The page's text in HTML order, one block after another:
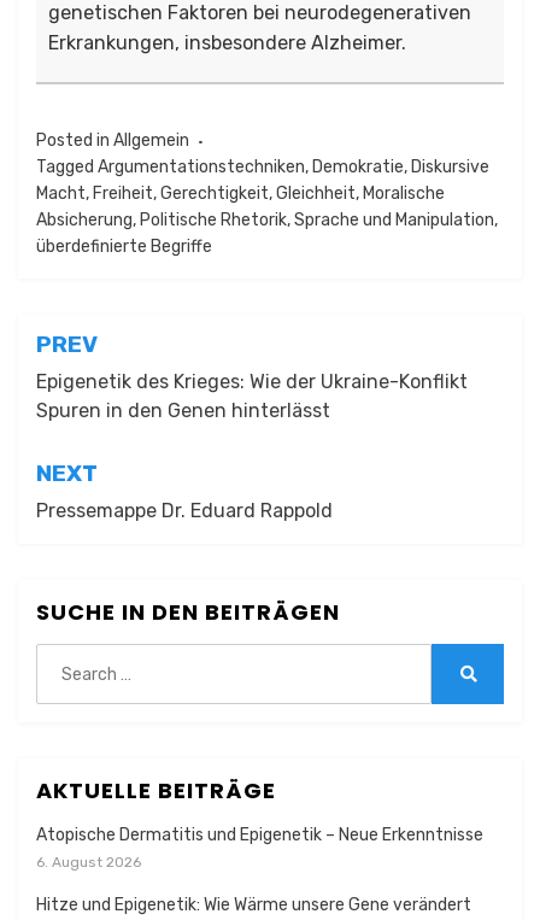
genetischen Faktoren bei neurodegenerativen
Erkrankungen, insbesondere Alzheimer.
Posted in Allgemein
Tagged Argumentationstechniken, Demokratie, Diskursive
Macht, Freiheit,Gerechtigkeit,Gleichheit, Moralische
Absicherung, Politische Rhetorik,Sprache und Manipulation,
überdefinierte Begriffe
Beitragsnavigation
PREV
Epigenetik des Krieges: Wie der Ukraine-Konflikt
Spuren in den Genen hinterlässt
NEXT
Pressemappe Dr. Eduard Rappold
SUCHE IN DEN BEITRÄGEN
for:
AKTUELLE BEITRÄGE
Atopische Dermatitis und Epigenetik – Neue Erkenntnisse
6. August 2026
Hitze und Epigenetik: Wie Wärme unsere Gene verändert